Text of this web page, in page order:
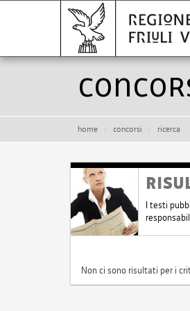
home concorsi ricerca
I testi
Non ci sono risultati per i